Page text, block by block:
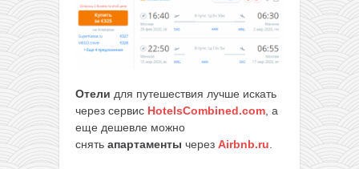
Отели для путешествия лучше искать
через сервис HotelsCombined.com , а
еще дешевле можно
снять апартаменты через Airbnb.ru